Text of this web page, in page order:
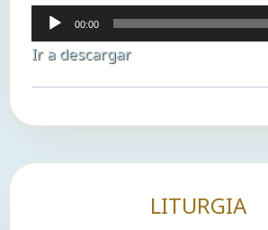
Reproductor
de
audio
00:00
Ir a descargar
LITURGIA